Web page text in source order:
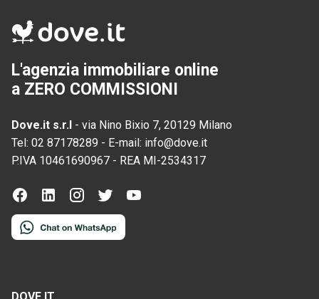
L'agenzia immobiliare online
a ZERO COMMISSIONI
Dove.it s.r.l - via Nino Bixio 7, 20129 Milano
Tel: 02 87178289 - E-mail: info@dove.it
P.IVA 10461690967 - REA MI-2534317